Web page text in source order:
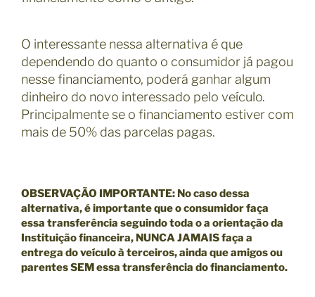
O interessante nessa alternativa é que
dependendo do quanto o consumidor já pagou
nesse financiamento, poderá ganhar algum
dinheiro do novo interessado pelo veículo.
Principalmente se o financiamento estiver com
mais de 50% das parcelas pagas.
OBSERVAÇÃO IMPORTANTE: No caso dessa
alternativa, é importante que o consumidor faça
essa transferência seguindo toda o a orientação da
Instituição financeira, NUNCA JAMAIS faça a
entrega do veículo à terceiros, ainda que amigos ou
parentes SEM essa transferência do financiamento.